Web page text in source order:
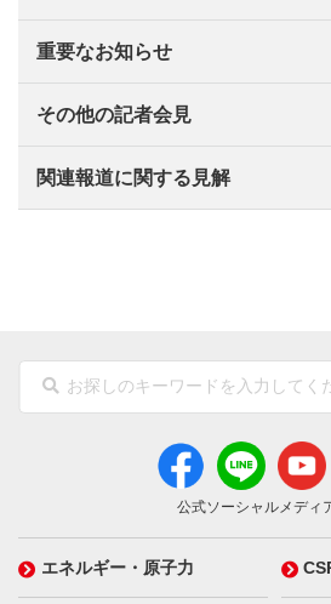
重要なお知らせ
その他の記者会見
関連報道に関する見解
公式ソーシャルメディ
エネルギー・原子力